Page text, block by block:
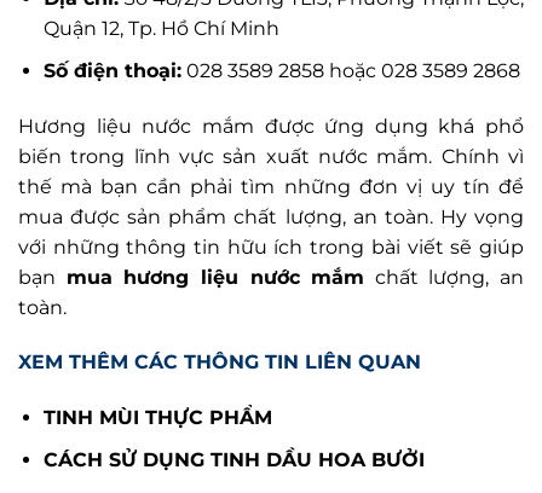
Quận 12, Tp. Hồ Chí Minh
Số điện thoại:028 3589 2858 hoặc 028 3589 2868
Hương liệu nước mắm được ứng dụng khá phổ
biến trong lĩnh vực sản xuất nước mắm. Chính vì
thế mà bạn cần phải tìm những đơn vị uy tín để
mua được sản phẩm chất lượng, an toàn. Hy vọng
với những thông tin hữu ích trong bài viết sẽ giúp
bạn mua hương liệu nước mắm chất lượng, an
toàn.
XEM THÊM CÁC THÔNG TIN LIÊN QUAN
TINH MÙI THỰC PHẨM
CÁCH SỬ DỤNG TINH DẦU HOA BƯỞI